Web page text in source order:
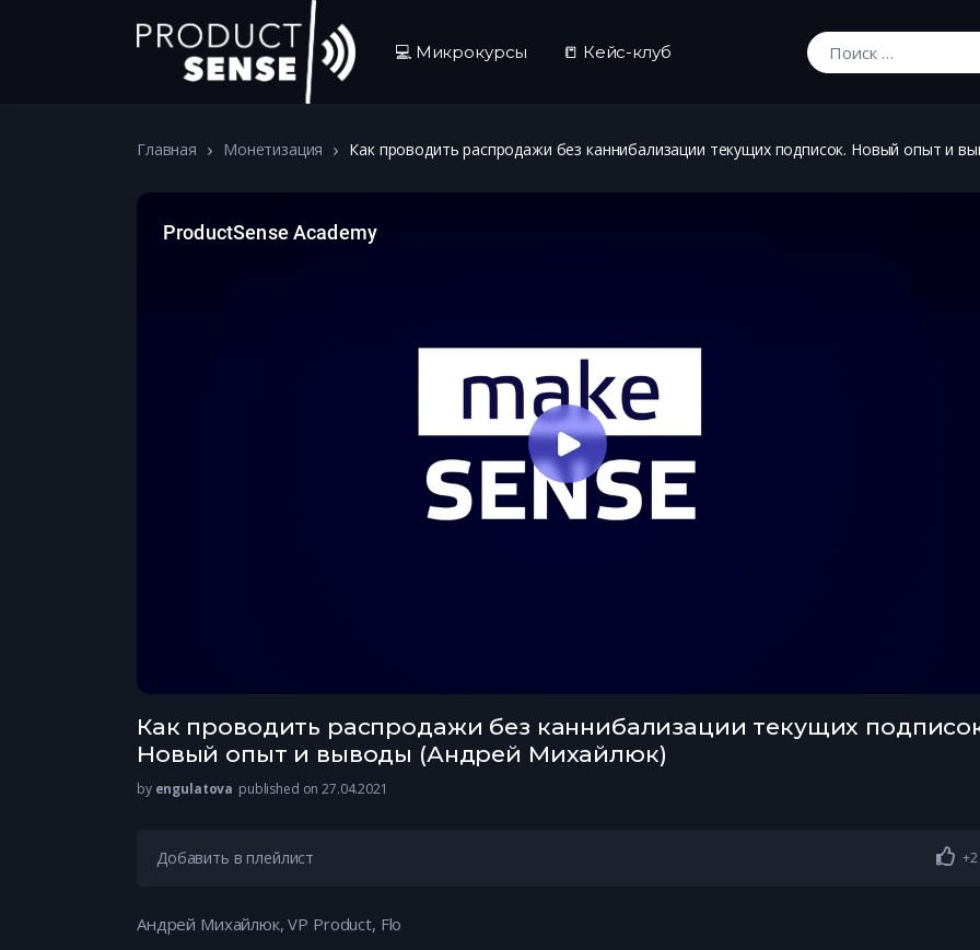
💻 Микрокурсы 📒 Кейс-клуб
Искать:
Главная Монетизация Как проводить распродажи без каннибализации текущих подписок. Новый опыт и
Как проводить распродажи без каннибализации текущих
Новый опыт и выводы (Андрей Михайлюк)
by engulatova published on 27.04.2021
Добавить в плейлист +2
Андрей Михайлюк, VP Product, Flo